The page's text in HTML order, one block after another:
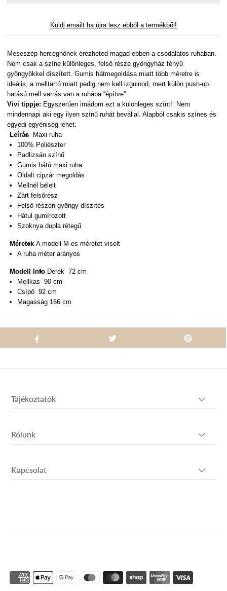
Küldj emailt ha újra lesz ebből a termékből!
Meseszép hercegnőnek érezheted magad ebben a csodálatos ruhában.
Nem csak a színe különleges, felső része gyöngyház fényű
gyöngyökkel díszített. Gumis hátmegoldása miatt több méretre is
ideális, a melltartó miatt pedig nem kell izgulnod, mert külön push-up
hatású mell varrás van a ruhába “építve”.
Vivi tippje: Egyszerűen imádom ezt a különleges színt! Nem
mindennapi aki egy ilyen színű ruhát bevállal
. A lapból csakis színes és
egyedi egyéniség lehet.
Leírás
Maxi ruha
100% Poliészter
Padlizsán színű
Gumis hátú maxi ruha
Oldalt cipzár megoldás
Mellnél bélelt
Zárt felsőrész
Felső részen gyöngy díszítés
Hátul gumírozott
Szoknya dupla rétegű
Méretek A modell M-es méretet viselt
A ruha méter arányos
Modell Info Derék 72 cm
Mellkas 90 cm
Csípő 92 cm
Magasság 166 cm
Tájékoztatók
Rólunk
Kapcsolat